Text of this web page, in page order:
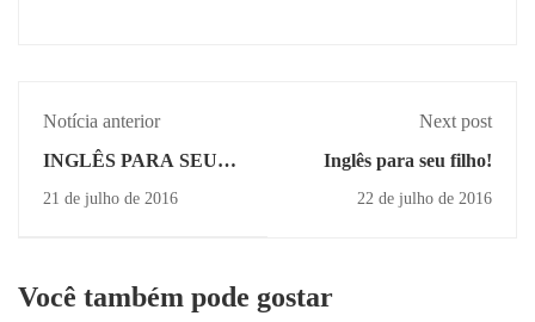
Notícia anterior
INGLÊS PARA SEU
21 de julho de 2016
Next post
Inglês para seu filho!
22 de julho de 2016
Você também pode gostar